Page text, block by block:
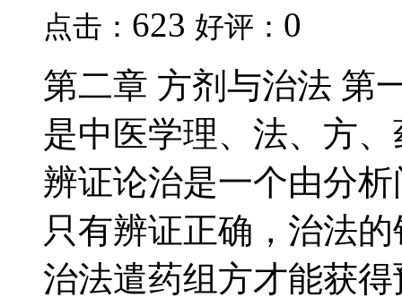
点击： 623 好评： 0
第二章 方剂与治法 第
是中医学理、法、方
辨证论治是一个由分
只有辨证正确，治法
治法遣药组方才能获